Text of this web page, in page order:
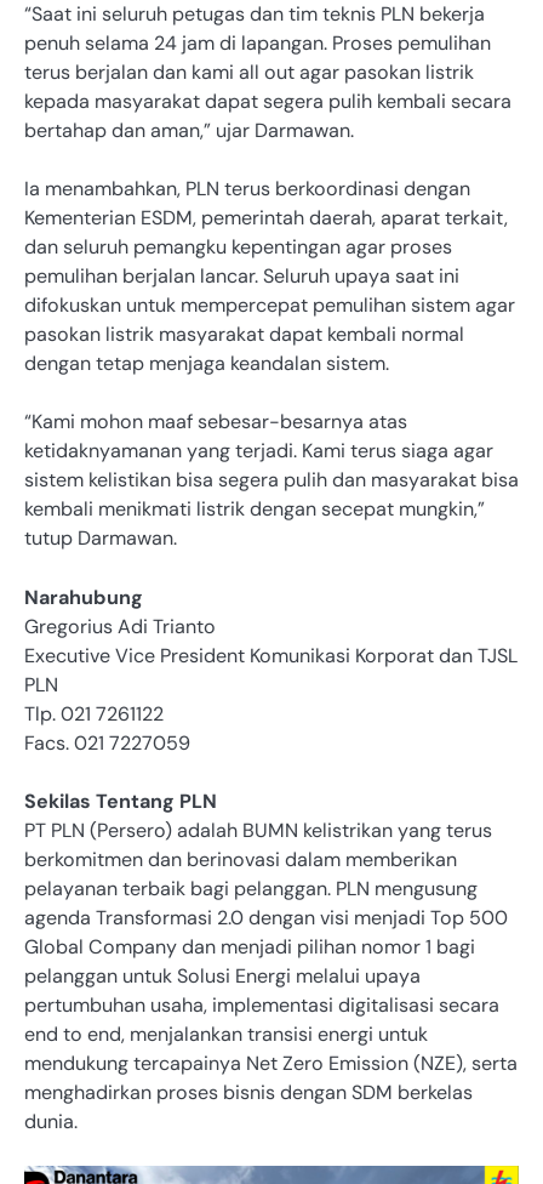
“Saat ini seluruh petugas dan tim teknis PLN bekerja
penuh selama 24 jam di lapangan. Proses pemulihan
terus berjalan dan kami all out agar pasokan listrik
kepada masyarakat dapat segera pulih kembali secara
bertahap dan aman,” ujar Darmawan.
Ia menambahkan, PLN terus berkoordinasi dengan
Kementerian ESDM, pemerintah daerah, aparat terkait,
dan seluruh pemangku kepentingan agar proses
pemulihan berjalan lancar. Seluruh upaya saat ini
difokuskan untuk mempercepat pemulihan sistem agar
pasokan listrik masyarakat dapat kembali normal
dengan tetap menjaga keandalan sistem.
“Kami mohon maaf sebesar-besarnya atas
ketidaknyamanan yang terjadi. Kami terus siaga agar
sistem kelistikan bisa segera pulih dan masyarakat bisa
kembali menikmati listrik dengan secepat mungkin,”
tutup Darmawan.
Narahubung
Gregorius Adi Trianto
Executive Vice President Komunikasi Korporat dan TJSL
PLN
Tlp. 021 7261122
Facs. 021 7227059
Sekilas Tentang PLN
PT PLN (Persero) adalah BUMN kelistrikan yang terus
berkomitmen dan berinovasi dalam memberikan
pelayanan terbaik bagi pelanggan. PLN mengusung
agenda Transformasi 2.0 dengan visi menjadi Top 500
Global Company dan menjadi pilihan nomor 1 bagi
pelanggan untuk Solusi Energi melalui upaya
pertumbuhan usaha, implementasi digitalisasi secara
end to end, menjalankan transisi energi untuk
mendukung tercapainya Net Zero Emission (NZE), serta
menghadirkan proses bisnis dengan SDM berkelas
dunia.